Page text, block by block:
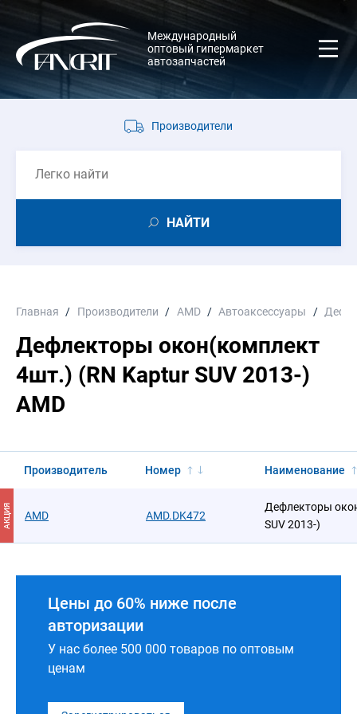
Международный
оптовый гипермаркет
автозапчастей
Производители
НАЙТИ
Главная Производители AMD Автоаксессуары
Дефлекторы окон(комплект
4шт.) (RN Kaptur SUV 2013-)
AMD
Производитель Номер Наименование
АКЦИЯ AMD AMD.DK472
Дефлекторы
SUV 2013-)
Цены до 60% ниже после
авторизации
У нас более 500 000 товаров по оптовым
ценам